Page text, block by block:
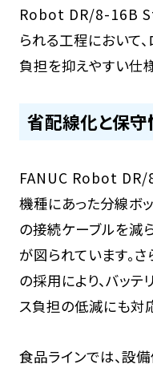
Robot DR/8-16B
られる工程において
負担を抑えやすい仕
省配線化と保
FANUC Robot DR/
機種にあった分線ボ
の接続ケーブルを減
が図られています。
の採用により、バッ
ス負担の低減にも対
食品ラインでは、設